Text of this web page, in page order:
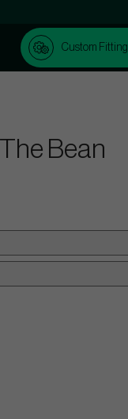
Custom Fitting
Bean